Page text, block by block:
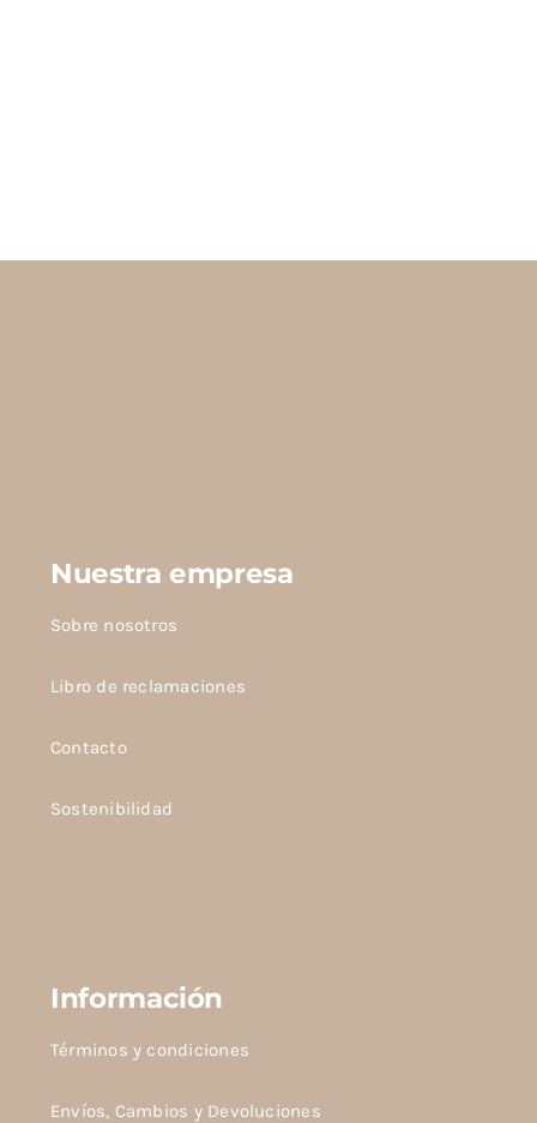
Nuestra empresa
Sobre nosotros
Libro de reclamaciones
Contacto
Sostenibilidad
Información
Términos y condiciones
Envíos, Cambios y Devoluciones